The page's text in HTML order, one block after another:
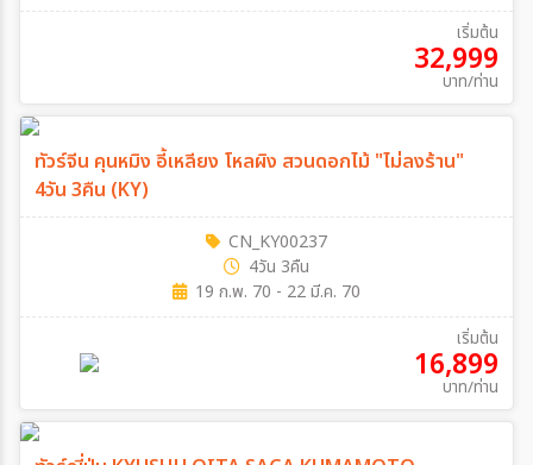
เริ่มต้น
32,999
บาท/ท่าน
ทัวร์จีน คุนหมิง อี้เหลียง โหลผิง สวนดอกไม้ "ไม่ลงร้าน"
4วัน 3คืน (KY)
CN_KY00237
4วัน 3คืน
19 ก.พ. 70 - 22 มี.ค. 70
เริ่มต้น
16,899
บาท/ท่าน